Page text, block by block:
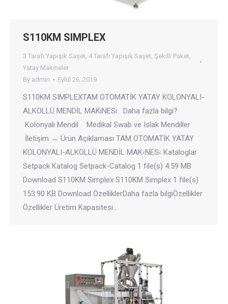
S110KM SIMPLEX
3 Tarafı Yapışık Saşet, 4 Tarafı Yapışık Saşet, Şekilli Paket,
Yatay Makineler
By admin Eylül 26, 2019
S110KM SIMPLEXTAM OTOMATİK YATAY KOLONYALI-
ALKOLLÜ MENDİL MAKiNESi Daha fazla bilgi?
Kolonyalı Mendil Medikal Swab ve Islak Mendiller
İletişim → Ürün Açıklaması TAM OTOMATİK YATAY
KOLONYALI-ALKOLLÜ MENDİL MAK‹NES‹ Kataloglar
Setpack Katalog Setpack-Catalog 1 file(s) 4.59 MB
Download S110KM Simplex S110KM Simplex 1 file(s)
153.90 KB Download ÖzelliklerDaha fazla bilgiÖzellikler
Özellikler Üretim Kapasitesi…